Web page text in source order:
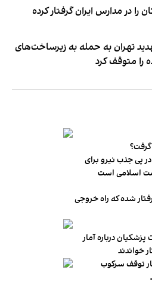
را در مدارس ایران گرفتار کرده
تهران به حمله به زیرساخت‌های
را متوقف کرد
پی جذب نیرو برای
اسلامی است
شده که راه خروجی
درباره آمار
خواندند
توقف سرکوب